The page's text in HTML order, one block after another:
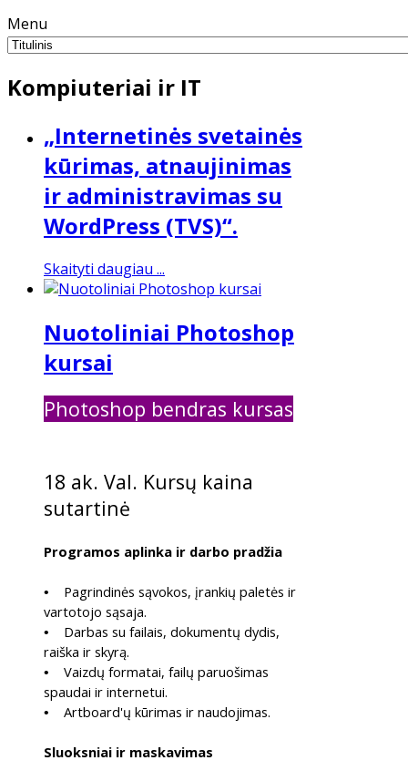
Menu
Kompiuteriai ir IT
„Internetinės svetainės
kūrimas, atnaujinimas
ir administravimas su
WordPress (TVS)“.
Skaityti daugiau ...
Nuotoliniai Photoshop
kursai
Photoshop bendras kursas
18 ak. Val. Kursų kaina
sutartinė
Programos aplinka ir darbo pradžia
•
Pagrindinės sąvokos, įrankių paletės ir
vartotojo sąsaja.
•
Darbas su failais, dokumentų dydis,
raiška ir skyrą.
•
Vaizdų formatai, failų paruošimas
spaudai ir internetui.
• Artboard'ų kūrimas ir naudojimas.
Sluoksniai ir maskavimas